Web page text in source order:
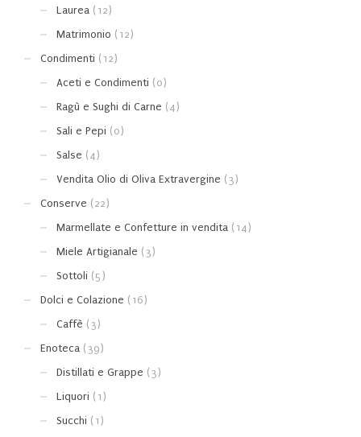
Laurea (12)
Matrimonio (12)
Condimenti (12)
Aceti e Condimenti (0)
Ragù e Sughi di Carne (4)
Sali e Pepi (0)
Salse (4)
Vendita Olio di Oliva Extravergine (3)
Conserve (22)
Marmellate e Confetture in vendita (14)
Miele Artigianale (3)
Sottoli (5)
Dolci e Colazione (16)
Caffè (3)
Enoteca (39)
Distillati e Grappe (3)
Liquori (1)
Succhi (1)